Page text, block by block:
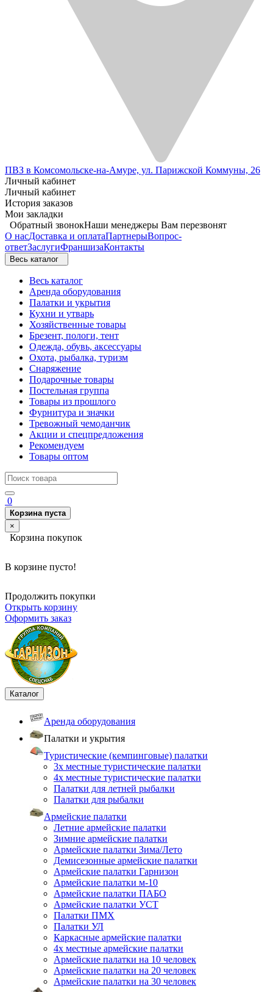
ПВЗ в Комсомольске-на-Амуре, ул. Парижской Коммуны, 26
Личный кабинет
Личный кабинет
История заказов
Мои закладки
Обратный звонокНаши менеджеры Вам перезвонят
О насДоставка и оплатаПартнерыВопрос-
ответЗаслугиФраншизаКонтакты
Весь каталог
Весь каталог
Аренда оборудования
Палатки и укрытия
Кухни и утварь
Хозяйственные товары
Брезент, пологи, тент
Одежда, обувь, аксессуары
Охота, рыбалка, туризм
Снаряжение
Подарочные товары
Постельная группа
Товары из прошлого
Фурнитура и значки
Тревожный чемоданчик
Акции и спецпредложения
Рекомендуем
Товары оптом
0
Корзина пуста
×
Корзина покупок
В корзине пусто!
Продолжить покупки
Открыть корзину
Оформить заказ
Каталог
Аренда оборудования
Палатки и укрытия
Туристические (кемпинговые) палатки
3х местные туристические палатки
4х местные туристические палатки
Палатки для летней рыбалки
Палатки для рыбалки
Армейские палатки
Летние армейские палатки
Зимние армейские палатки
Армейские палатки Зима/Лето
Демисезонные армейские палатки
Армейские палатки Гарнизон
Армейские палатки м-10
Армейские палатки ПАБО
Армейские палатки УСТ
Палатки ПМХ
Палатки УЛ
Каркасные армейские палатки
4х местные армейские палатки
Армейские палатки на 10 человек
Армейские палатки на 20 человек
Армейские палатки на 30 человек